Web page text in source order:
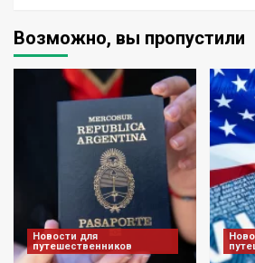
Возможно, вы пропустили
Новости для
путешественников